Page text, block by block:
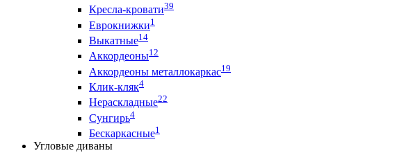
Кресла-кровати39
Еврокнижки1
Выкатные14
Аккордеоны12
Аккордеоны металлокаркас19
Клик-кляк4
Нераскладные22
Сунгирь4
Бескаркасные1
Угловые диваны